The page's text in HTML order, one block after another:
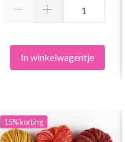
In winkelwagentje
15%korting